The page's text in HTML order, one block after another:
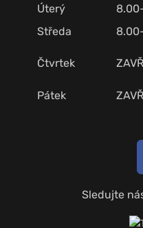
Úterý
Středa
Čtvrtek
Pátek
Sledujte